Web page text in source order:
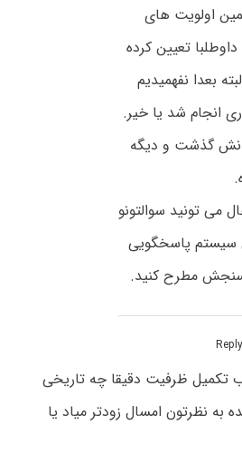
اولویت های
داوطلبا تعیین کرده
بعدا نفهمیدیم
انجام شد یا خیر.
گذشت و دیگه
می تونید سوالتونو
سیستم پاسخگویی
مطرح کنید.
تکمیل ظرفیت دقیقا چه تاریخی
۲۷ مهر اومده به نظرتون امسال زودتر میاد یا